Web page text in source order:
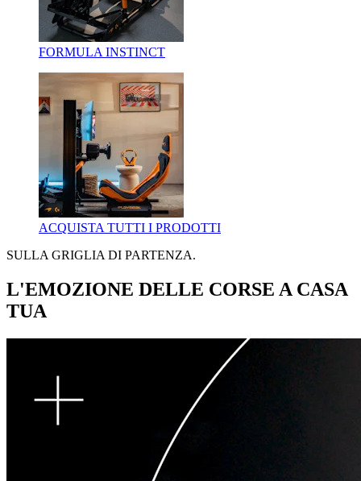
FORMULA INSTINCT
ACQUISTA TUTTI I PRODOTTI
SULLA GRIGLIA DI PARTENZA.
L'EMOZIONE DELLE CORSE A CASA
TUA